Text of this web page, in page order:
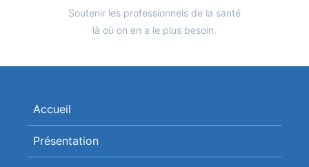
Soutenir les professionnels de la santé
là où on en a le plus besoin.
Accueil
Présentation